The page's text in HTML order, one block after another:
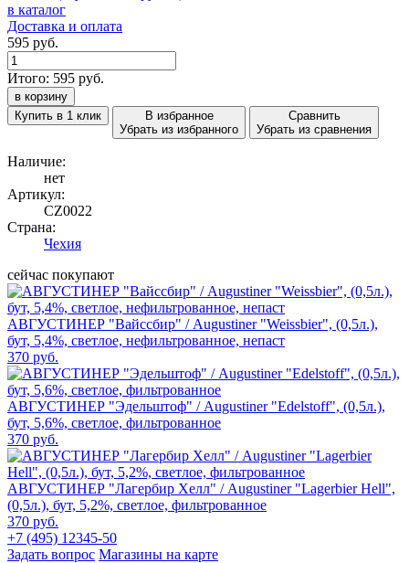
в каталог
Доставка и оплата
595 руб.
Итого: 595 руб.
в корзину
Купить в 1 клик
В избранное
Убрать из избранного
Сравнить
Убрать из сравнения
Наличие:
нет
Артикул:
CZ0022
Страна:
Чехия
сейчас покупают
АВГУСТИНЕР "Вайссбир" / Augustiner "Weissbier", (0,5л.),
бут, 5,4%, светлое, нефильтрованное, непаст
370 руб.
АВГУСТИНЕР "Эдельштоф" / Augustiner "Edelstoff", (0,5л.),
бут, 5,6%, светлое, фильтрованное
370 руб.
АВГУСТИНЕР "Лагербир Хелл" / Augustiner "Lagerbier Hell",
(0,5л.), бут, 5,2%, светлое, фильтрованное
370 руб.
+7 (495) 12345-50
Задать вопрос Магазины на карте